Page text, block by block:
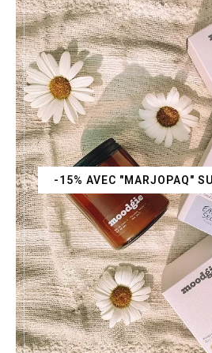
-15% AVEC "MARJOPAQ"